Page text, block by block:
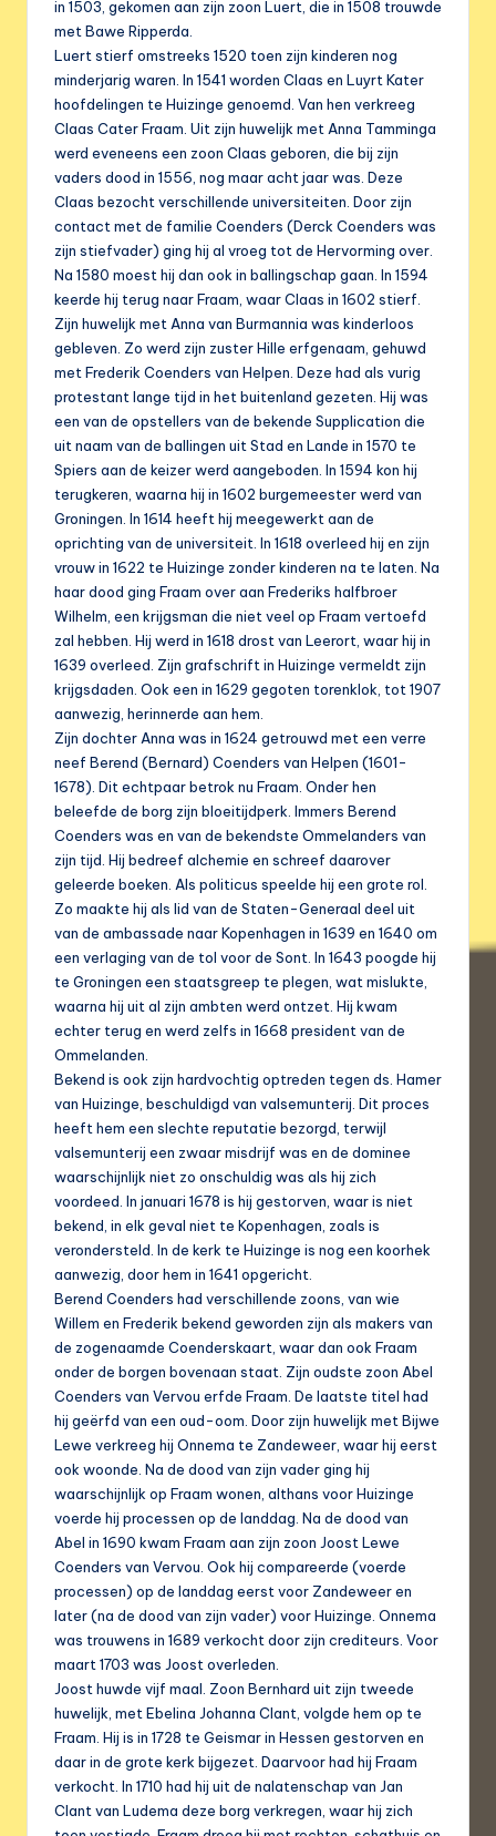
in 1503, gekomen aan zijn zoon Luert, die in 1508 trouwde
met Bawe Ripperda.
Luert stierf omstreeks 1520 toen zijn kinderen nog
minderjarig waren. In 1541 worden Claas en Luyrt Kater
hoofdelingen te Huizinge genoemd. Van hen verkreeg
Claas Cater Fraam. Uit zijn huwelijk met Anna Tamminga
werd eveneens een zoon Claas geboren, die bij zijn
vaders dood in 1556, nog maar acht jaar was. Deze
Claas bezocht verschillende universiteiten. Door zijn
contact met de familie Coenders (Derck Coenders was
zijn stiefvader) ging hij al vroeg tot de Hervorming over.
Na 1580 moest hij dan ook in ballingschap gaan. In 1594
keerde hij terug naar Fraam, waar Claas in 1602 stierf.
Zijn huwelijk met Anna van Burmannia was kinderloos
gebleven. Zo werd zijn zuster Hille erfgenaam, gehuwd
met Frederik Coenders van Helpen. Deze had als vurig
protestant lange tijd in het buitenland gezeten. Hij was
een van de opstellers van de bekende Supplication die
uit naam van de ballingen uit Stad en Lande in 1570 te
Spiers aan de keizer werd aangeboden. In 1594 kon hij
terugkeren, waarna hij in 1602 burgemeester werd van
Groningen. In 1614 heeft hij meegewerkt aan de
oprichting van de universiteit. In 1618 overleed hij en zijn
vrouw in 1622 te Huizinge zonder kinderen na te laten. Na
haar dood ging Fraam over aan Frederiks halfbroer
Wilhelm, een krijgsman die niet veel op Fraam vertoefd
zal hebben. Hij werd in 1618 drost van Leerort, waar hij in
1639 overleed. Zijn grafschrift in Huizinge vermeldt zijn
krijgsdaden. Ook een in 1629 gegoten torenklok, tot 1907
aanwezig, herinnerde aan hem.
Zijn dochter Anna was in 1624 getrouwd met een verre
neef Berend (Bernard) Coenders van Helpen (1601-
1678). Dit echtpaar betrok nu Fraam. Onder hen
beleefde de borg zijn bloeitijdperk. Immers Berend
Coenders was en van de bekendste Ommelanders van
zijn tijd. Hij bedreef alchemie en schreef daarover
geleerde boeken. Als politicus speelde hij een grote rol.
Zo maakte hij als lid van de Staten-Generaal deel uit
van de ambassade naar Kopenhagen in 1639 en 1640 om
een verlaging van de tol voor de Sont. In 1643 poogde hij
te Groningen een staatsgreep te plegen, wat mislukte,
waarna hij uit al zijn ambten werd ontzet. Hij kwam
echter terug en werd zelfs in 1668 president van de
Ommelanden.
Bekend is ook zijn hardvochtig optreden tegen ds. Hamer
van Huizinge, beschuldigd van valsemunterij. Dit proces
heeft hem een slechte reputatie bezorgd, terwijl
valsemunterij een zwaar misdrijf was en de dominee
waarschijnlijk niet zo onschuldig was als hij zich
voordeed. In januari 1678 is hij gestorven, waar is niet
bekend, in elk geval niet te Kopenhagen, zoals is
verondersteld. In de kerk te Huizinge is nog een koorhek
aanwezig, door hem in 1641 opgericht.
Berend Coenders had verschillende zoons, van wie
Willem en Frederik bekend geworden zijn als makers van
de zogenaamde Coenderskaart, waar dan ook Fraam
onder de borgen bovenaan staat. Zijn oudste zoon Abel
Coenders van Vervou erfde Fraam. De laatste titel had
hij geërfd van een oud-oom. Door zijn huwelijk met Bijwe
Lewe verkreeg hij Onnema te Zandeweer, waar hij eerst
ook woonde. Na de dood van zijn vader ging hij
waarschijnlijk op Fraam wonen, althans voor Huizinge
voerde hij processen op de landdag. Na de dood van
Abel in 1690 kwam Fraam aan zijn zoon Joost Lewe
Coenders van Vervou. Ook hij compareerde (voerde
processen) op de landdag eerst voor Zandeweer en
later (na de dood van zijn vader) voor Huizinge. Onnema
was trouwens in 1689 verkocht door zijn crediteurs. Voor
maart 1703 was Joost overleden.
Joost huwde vijf maal. Zoon Bernhard uit zijn tweede
huwelijk, met Ebelina Johanna Clant, volgde hem op te
Fraam. Hij is in 1728 te Geismar in Hessen gestorven en
daar in de grote kerk bijgezet. Daarvoor had hij Fraam
verkocht. In 1710 had hij uit de nalatenschap van Jan
Clant van Ludema deze borg verkregen, waar hij zich